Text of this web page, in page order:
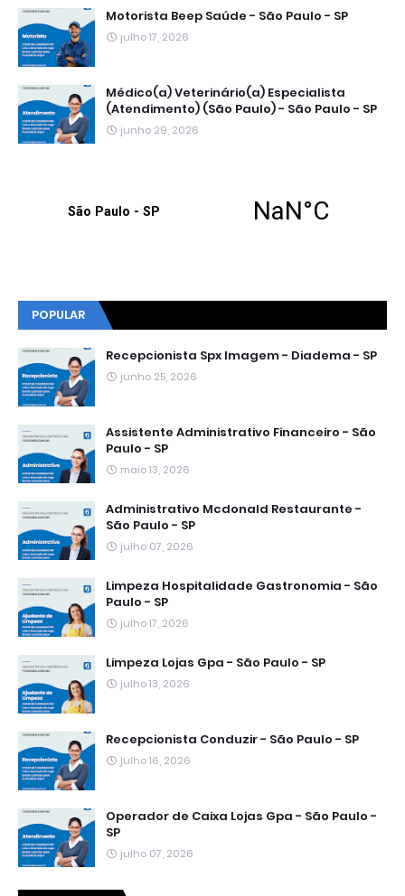
Motorista Beep Saúde - São Paulo - SP
julho 17, 2026
Médico(a) Veterinário(a) Especialista
(Atendimento) (São Paulo) - São Paulo - SP
junho 29, 2026
POPULAR
Recepcionista Spx Imagem - Diadema - SP
junho 25, 2026
Assistente Administrativo Financeiro - São
Paulo - SP
maio 13, 2026
Administrativo Mcdonald Restaurante -
São Paulo - SP
julho 07, 2026
Limpeza Hospitalidade Gastronomia - São
Paulo - SP
julho 17, 2026
Limpeza Lojas Gpa - São Paulo - SP
julho 13, 2026
Recepcionista Conduzir - São Paulo - SP
julho 16, 2026
Operador de Caixa Lojas Gpa - São Paulo -
SP
julho 07, 2026